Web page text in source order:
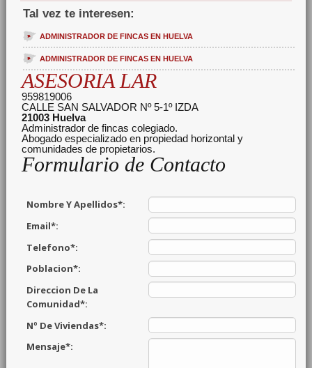
Tal vez te interesen:
ADMINISTRADOR DE FINCAS EN HUELVA
ADMINISTRADOR DE FINCAS EN HUELVA
ASESORIA LAR
959819006
CALLE SAN SALVADOR Nº 5-1º IZDA
21003 Huelva
Administrador de fincas colegiado.
Abogado especializado en propiedad horizontal y
comunidades de propietarios.
Formulario de Contacto